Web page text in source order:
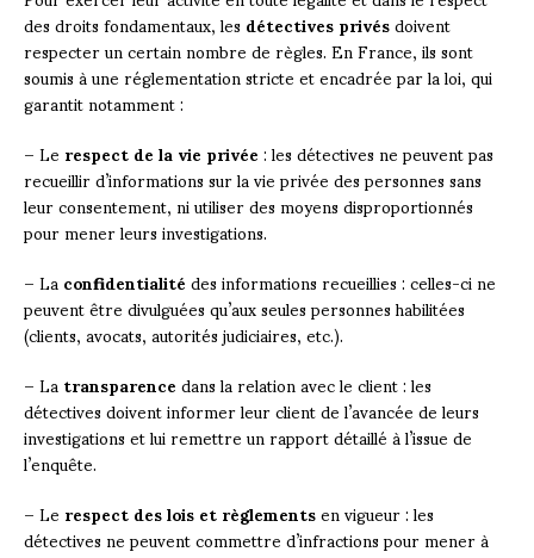
des droits fondamentaux, lesdétectives privésdoivent
respecter un certain nombre de règles. En France, ils sont
soumis à une réglementation stricte et encadrée par la loi, qui
garantit notamment :
– Lerespect de la vie privée: les détectives ne peuvent pas
recueillir d’informations sur la vie privée des personnes sans
leur consentement, ni utiliser des moyens disproportionnés
pour mener leurs investigations.
– Laconfidentialitédes informations recueillies : celles-ci ne
peuvent être divulguées qu’aux seules personnes habilitées
(clients, avocats, autorités judiciaires, etc.).
– Latransparencedans la relation avec le client : les
détectives doivent informer leur client de l’avancée de leurs
investigations et lui remettre un rapport détaillé à l’issue de
l’enquête.
– Lerespect des lois et règlementsen vigueur : les
détectives ne peuvent commettre d’infractions pour mener à